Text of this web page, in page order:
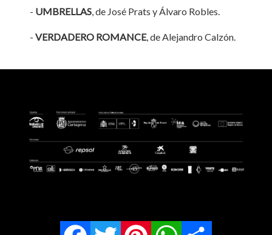
- UMBRELLAS, de José Prats y Álvaro Robles.
- VERDADERO ROMANCE, de Alejandro Calzón.
FacebookTwitterPinterestWhatsApp